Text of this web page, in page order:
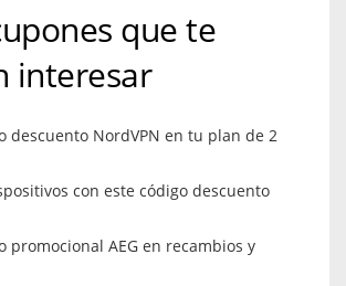
que te
interesar
descuento NordVPN en tu plan de 2
con este código descuento
promocional AEG en recambios y